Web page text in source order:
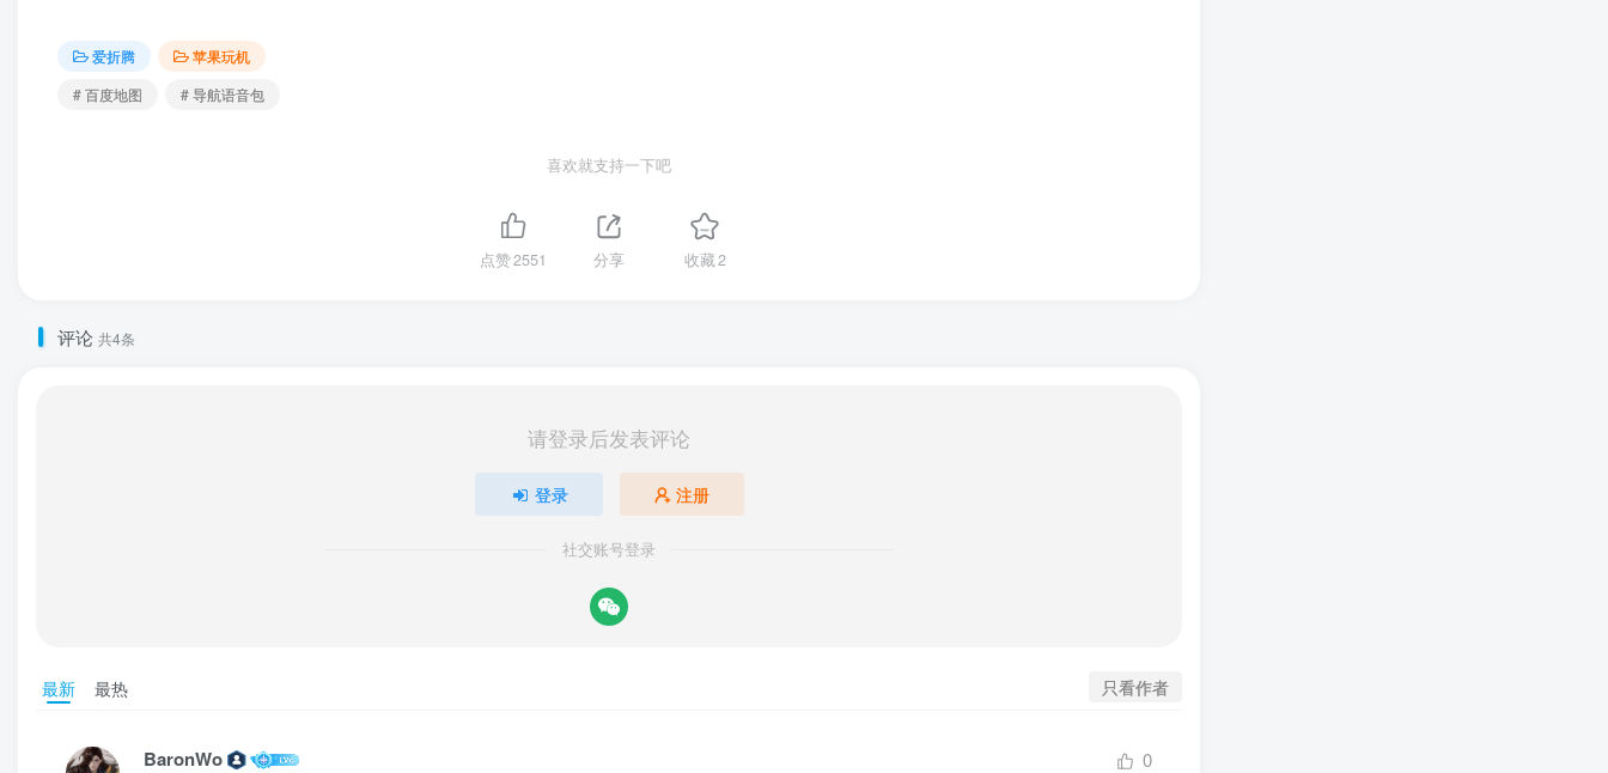
爱折腾
苹果玩机
# 百度地图
# 导航语音包
喜欢就支持一下吧
点赞2551 分享 收藏2
评论 共4条
请登录后发表评论
登录 注册
社交账号登录
最新 最热 只看作者
BaronWo 0